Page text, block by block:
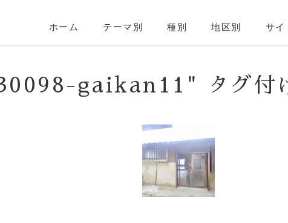
ホーム テーマ別 種別 地区別 サイ
gaikan11" タグ付